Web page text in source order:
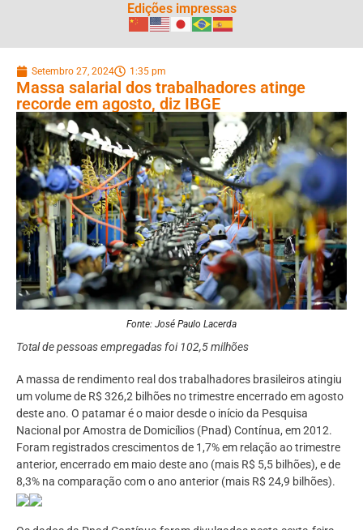
Edições impressas
Setembro 27, 2024 1:35 pm
Massa salarial dos trabalhadores atinge
recorde em agosto, diz IBGE
Fonte: José Paulo Lacerda
Total de pessoas empregadas foi 102,5 milhões
A massa de rendimento real dos trabalhadores brasileiros atingiu
um volume de R$ 326,2 bilhões no trimestre encerrado em agosto
deste ano. O patamar é o maior desde o início da Pesquisa
Nacional por Amostra de Domicílios (Pnad) Contínua, em 2012.
Foram registrados crescimentos de 1,7% em relação ao trimestre
anterior, encerrado em maio deste ano (mais R$ 5,5 bilhões), e de
8,3% na comparação com o ano anterior (mais R$ 24,9 bilhões).